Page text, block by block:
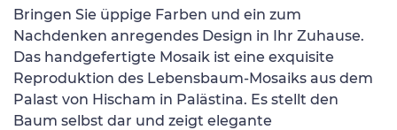
Bringen Sie üppige Farben und ein zum
Nachdenken anregendes Design in Ihr Zuhause.
Das handgefertigte Mosaik ist eine exquisite
Reproduktion des Lebensbaum-Mosaiks aus dem
Palast von Hischam in Palästina. Es stellt den
Baum selbst dar und zeigt elegante